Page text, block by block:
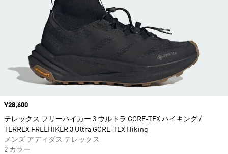
価格
¥28,600
テレックス フリーハイカー 3 ウルトラ GORE-TEX ハイキング /
TERREX FREEHIKER 3 Ultra GORE-TEX Hiking
メンズ アディダス テレックス
2 カラー